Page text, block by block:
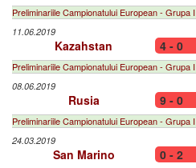
Preliminariile Campionatului European - Grupa I
11.06.2019
Kazahstan 4 - 0
Preliminariile Campionatului European - Grupa I
08.06.2019
Rusia 9 - 0
Preliminariile Campionatului European - Grupa I
24.03.2019
San Marino 0 - 2